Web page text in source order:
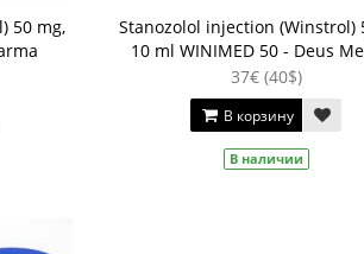
50 mg,
Stanozolol injection (Winstrol)
10 ml WINIMED 50 - Deus
37€ (40$)
В корзину
В наличии